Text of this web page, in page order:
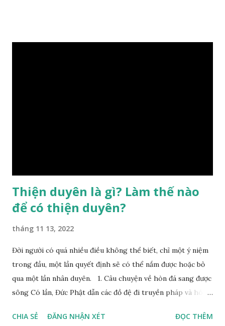
Thiện duyên là gì? Làm thế nào
để có thiện duyên?
tháng 11 13, 2022
Đời người có quá nhiều điều không thể biết, chỉ một ý niệm
trong đầu, một lần quyết định sẽ có thể nắm được hoặc bỏ
qua một lần nhân duyên. 1. Câu chuyện về hòn đá sang được
sông Có lần, Đức Phật dẫn các đồ đệ đi truyền pháp và hóa
Phật hỏi các đồ đệ rằng: – Bây giờ nếu ta ném hòn đá này
CHIA SẺ ĐĂNG NHẬN XÉT ĐỌC THÊM